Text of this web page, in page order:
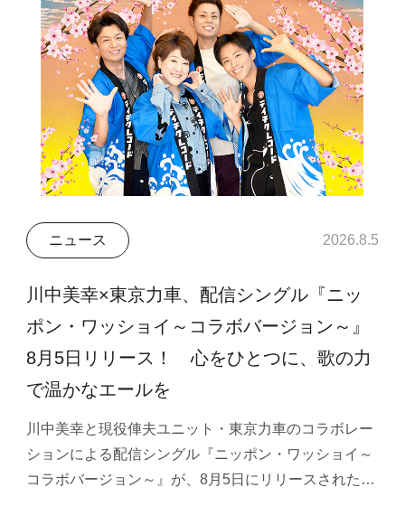
ニュース 2026.8.5
川中美幸×東京力車、配信シングル『ニッ
ポン・ワッショイ～コラボバージョン～』
8月5日リリース！ 心をひとつに、歌の力
で温かなエールを
川中美幸と現役俥夫ユニット・東京力車のコラボレー
ションによる配信シングル『ニッポン・ワッショイ～
コラボバージョン～』が、8月5日にリリースされた…